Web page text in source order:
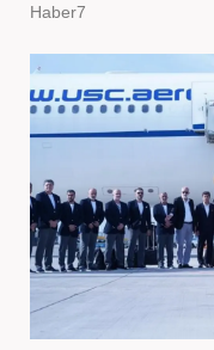
Haber7